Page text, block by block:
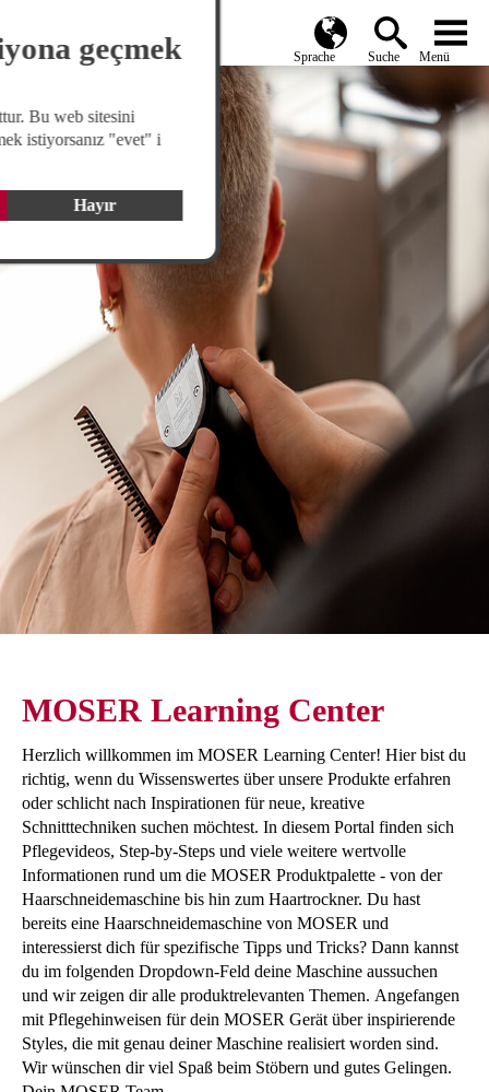
Global search menu
MOSER Learning Center
Herzlich willkommen im MOSER Learning Center! Hier bist du
richtig, wenn du Wissenswertes über unsere Produkte erfahren
oder schlicht nach Inspirationen für neue, kreative
Schnitttechniken suchen möchtest. In diesem Portal finden sich
Pflegevideos, Step-by-Steps und viele weitere wertvolle
Informationen rund um die MOSER Produktpalette - von der
Haarschneidemaschine bis hin zum Haartrockner. Du hast
bereits eine Haarschneidemaschine von MOSER und
interessierst dich für spezifische Tipps und Tricks? Dann kannst
du im folgenden Dropdown-Feld deine Maschine aussuchen
und wir zeigen dir alle produktrelevanten Themen. Angefangen
mit Pflegehinweisen für dein MOSER Gerät über inspirierende
Styles, die mit genau deiner Maschine realisiert worden sind.
Wir wünschen dir viel Spaß beim Stöbern und gutes Gelingen.
geçmek
Bu web sitesini
istiyorsanız "evet" i
Hayır